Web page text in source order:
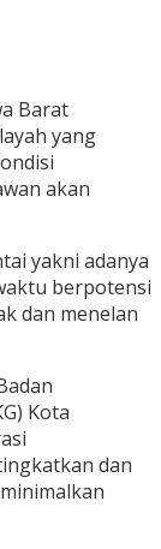
Barat
yang
akan
yakni adanya
berpotensi
dan menelan
Kota
dan